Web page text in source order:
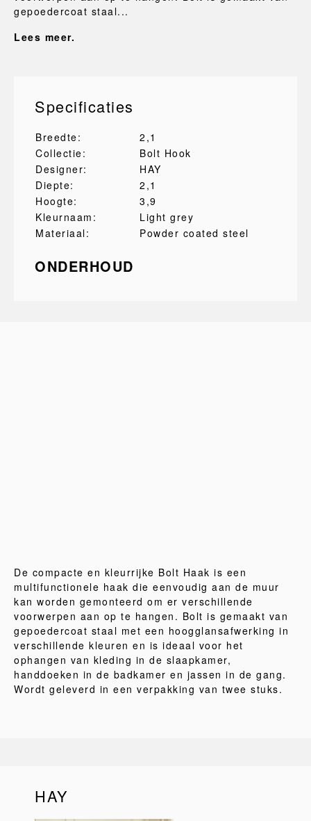
gepoedercoat staal...
Lees meer.
Specificaties
Breedte:
2,1
Collectie:
Bolt Hook
Designer:
HAY
Diepte:
2,1
Hoogte:
3,9
Kleurnaam:
Light grey
Materiaal:
Powder coated steel
ONDERHOUD
De compacte en kleurrijke Bolt Haak is een
multifunctionele haak die eenvoudig aan de muur
kan worden gemonteerd om er verschillende
voorwerpen aan op te hangen. Bolt is gemaakt van
gepoedercoat staal met een hoogglansafwerking in
verschillende kleuren en is ideaal voor het
ophangen van kleding in de slaapkamer,
handdoeken in de badkamer en jassen in de gang.
Wordt geleverd in een verpakking van twee stuks.
HAY